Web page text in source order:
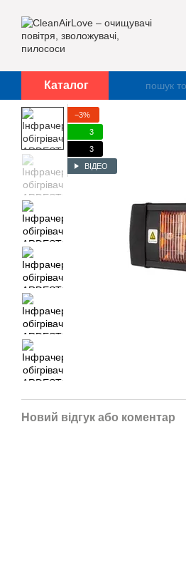
Каталог
−3%
3
3
ВІДЕО
Новий відгук або коментар